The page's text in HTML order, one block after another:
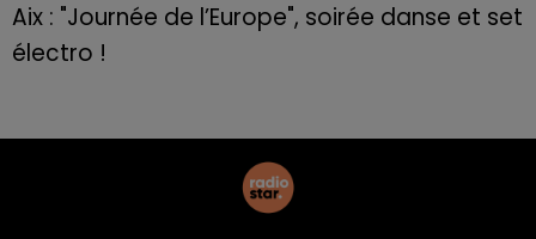
Aix : "Journée de l’Europe", soirée danse et set
électro !